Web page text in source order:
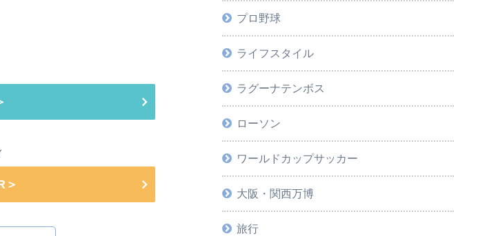
＞
プロ野球
ライフスタイル
ラグーナテンボス
ローソン
ワールドカップサッカー
大阪・関西万博
旅行